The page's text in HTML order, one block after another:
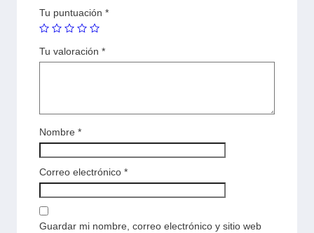
Tu puntuación *
Tu valoración *
Nombre *
Correo electrónico *
Guardar mi nombre, correo electrónico y sitio web